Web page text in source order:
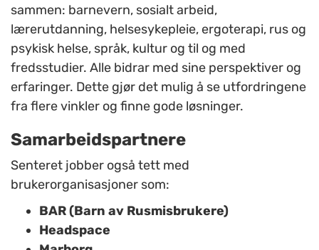
sammen: barnevern, sosialt arbeid,
lærerutdanning, helsesykepleie, ergoterapi, rus og
psykisk helse, språk, kultur og til og med
fredsstudier. Alle bidrar med sine perspektiver og
erfaringer. Dette gjør det mulig å se utfordringene
fra flere vinkler og finne gode løsninger.
Samarbeidspartnere
Senteret jobber også tett med
brukerorganisasjoner som:
BAR (Barn av Rusmisbrukere)
Headspace